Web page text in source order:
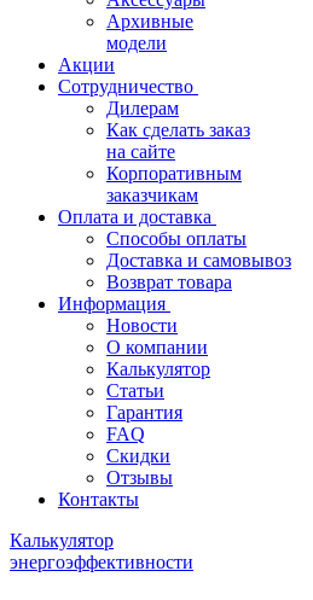
Архивные
модели
Акции
Сотрудничество
Дилерам
Как сделать заказ
на сайте
Корпоративным
заказчикам
Оплата и доставка
Способы оплаты
Доставка и самовывоз
Возврат товара
Информация
Новости
О компании
Калькулятор
Статьи
Гарантия
FAQ
Скидки
Отзывы
Контакты
Калькулятор
энергоэффективности